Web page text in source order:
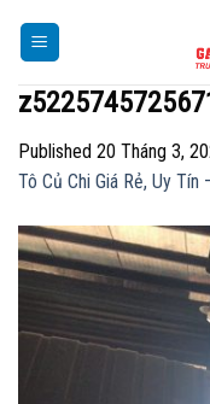
Published 20 Tháng 3,
Tô Củ Chi Giá Rẻ, Uy